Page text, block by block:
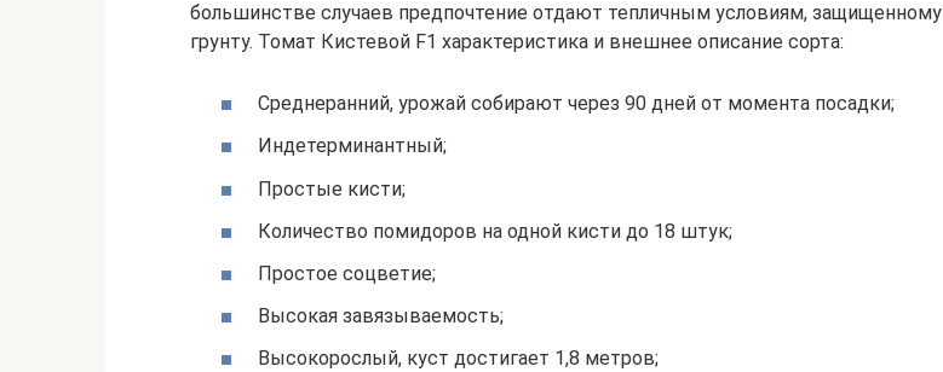
большинстве случаев предпочтение отдают тепличным условиям, защищенному
грунту. Томат Кистевой F1 характеристика и внешнее описание сорта:
Среднеранний, урожай собирают через 90 дней от момента посадки;
Индетерминантный;
Простые кисти;
Количество помидоров на одной кисти до 18 штук;
Простое соцветие;
Высокая завязываемость;
Высокорослый, куст достигает 1,8 метров;